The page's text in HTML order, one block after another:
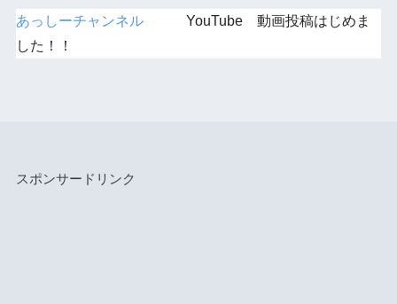
あっしーチャンネルYouTube 動画投稿はじめま
した！！
スポンサードリンク